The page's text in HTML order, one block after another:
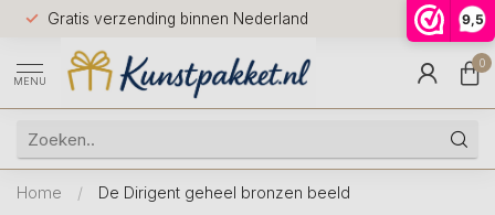
9,5
Gratis verzending binnen Nederland
Voor
huis
9.5
MENU
0
Home / De Dirigent geheel bronzen beeld